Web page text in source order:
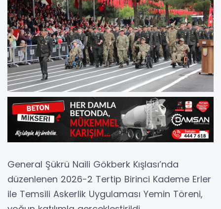
General Şükrü Naili Gökberk Kışlası’nda
düzenlenen 2026-2 Tertip Birinci Kademe Erler
ile Temsili Askerlik Uygulaması Yemin Töreni,